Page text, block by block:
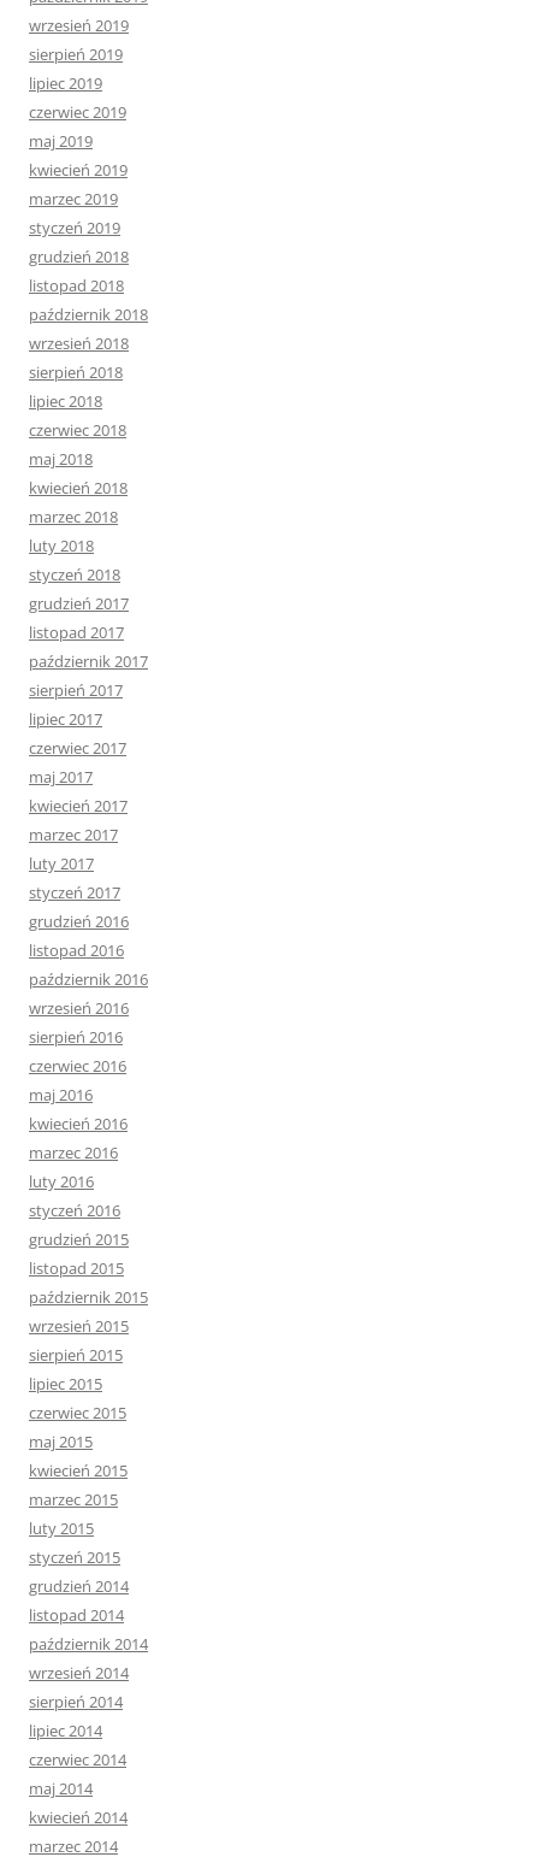
wrzesień 2019
sierpień 2019
lipiec 2019
czerwiec 2019
maj 2019
kwiecień 2019
marzec 2019
styczeń 2019
grudzień 2018
listopad 2018
październik 2018
wrzesień 2018
sierpień 2018
lipiec 2018
czerwiec 2018
maj 2018
kwiecień 2018
marzec 2018
luty 2018
styczeń 2018
grudzień 2017
listopad 2017
październik 2017
sierpień 2017
lipiec 2017
czerwiec 2017
maj 2017
kwiecień 2017
marzec 2017
luty 2017
styczeń 2017
grudzień 2016
listopad 2016
październik 2016
wrzesień 2016
sierpień 2016
czerwiec 2016
maj 2016
kwiecień 2016
marzec 2016
luty 2016
styczeń 2016
grudzień 2015
listopad 2015
październik 2015
wrzesień 2015
sierpień 2015
lipiec 2015
czerwiec 2015
maj 2015
kwiecień 2015
marzec 2015
luty 2015
styczeń 2015
grudzień 2014
listopad 2014
październik 2014
wrzesień 2014
sierpień 2014
lipiec 2014
czerwiec 2014
maj 2014
kwiecień 2014
marzec 2014